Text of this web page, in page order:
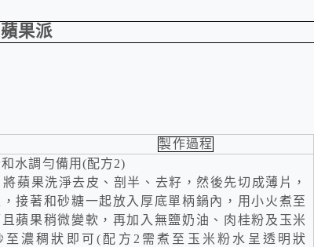
蘋果派
製作過程
水調勻備用 (配方2)
蘋果洗淨去皮、剖半、去籽，然後先切成薄片，
接著和砂糖一起放入厚底單柄鍋內，用小火煮至
蘋果稍微變軟，再加入無鹽奶油、肉桂粉及玉米
至濃稠狀即可( 配方 2 需煮至玉米粉水呈透明狀